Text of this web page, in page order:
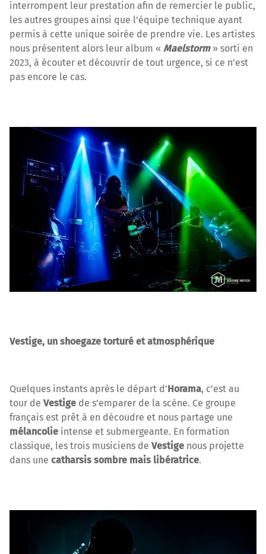
interrompent leur prestation afin de remercier le public,
les autres groupes ainsi que l’équipe technique ayant
permis à cette unique soirée de prendre vie. Les artistes
nous présentent alors leur album « Maelstorm » sorti en
2023, à écouter et découvrir de tout urgence, si ce n’est
pas encore le cas.
Vestige, un shoegaze torturé et atmosphérique
Quelques instants après le départ d’Horama, c’est au
tour de Vestige de s’emparer de la scène. Ce groupe
français est prêt à en découdre et nous partage une
mélancolie intense et submergeante. En formation
classique, les trois musiciens de Vestige nous projette
dans une catharsis sombre mais libératrice.